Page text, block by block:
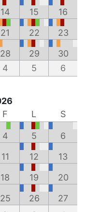
14 15 16
21 22 23
28 29
30
4 5 6
F L
S
4 5 6
11 12 13
18 19 20
25 26 27